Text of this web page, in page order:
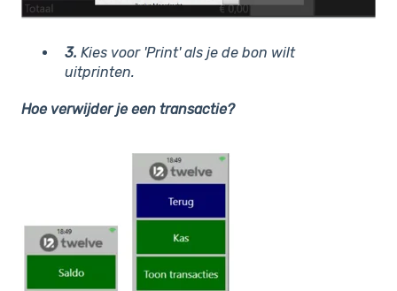
3. Kies voor 'Print' als je de bon wilt
uitprinten.
Hoe verwijder je een transactie?